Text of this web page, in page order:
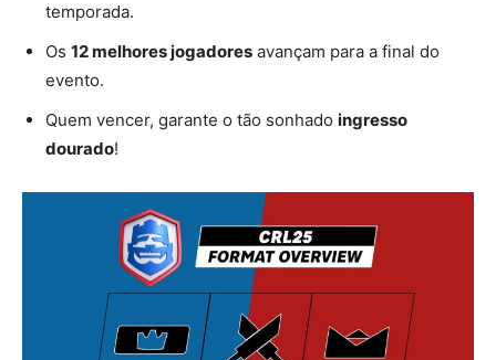
temporada.
Os 12 melhores jogadores avançam para a final do
evento.
Quem vencer, garante o tão sonhado ingresso
dourado!